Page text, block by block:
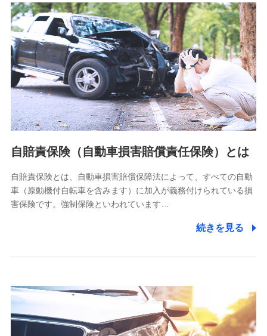
分析するため
当社の対応品質向上やお問い合わせ内容の正確な把握のため
個人情報保護管理者の職名、連絡先
株式会社ドコモ・インシュアランス 営業部長
〒103-0013 東京都中央区日本橋人形町2-14-10 アーバン
ネット日本橋ビル 3F
株式会社ドコモ・インシュアランス
個人情報の第三者提供について
除き、第三者に提供いたしません。
業務の委託
当社は利用目的の達成に必要な範囲内において個人情報の取
【共同して利用される利用データの項目】
当社又は株式会社NTTドコモがサービス提供等を通じて取得
した、以下の情報などの個人データ
自賠責保険（自動車損害賠償責任保険）とは
自賠責保険とは、自動車損害賠償保障法によって、すべての自動
車（原動機付自転車を含みます）に加入が義務付けられている損
害保険です。強制保険といわれています…
続きを見る